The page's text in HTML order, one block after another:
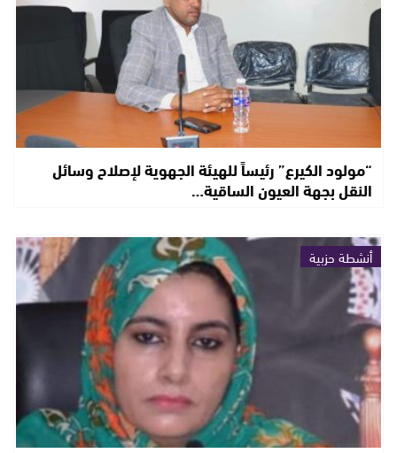
“مولود الكيرع” رئيساً للهيئة الجهوية لإصلاح وسائل
النقل بجهة العيون الساقية…
أنشطة حزبية